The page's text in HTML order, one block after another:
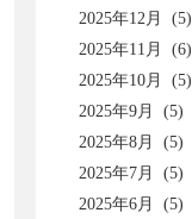
2025年12月 (5)
2025年11月 (6)
2025年10月 (5)
2025年9月 (5)
2025年8月 (5)
2025年7月 (5)
2025年6月 (5)